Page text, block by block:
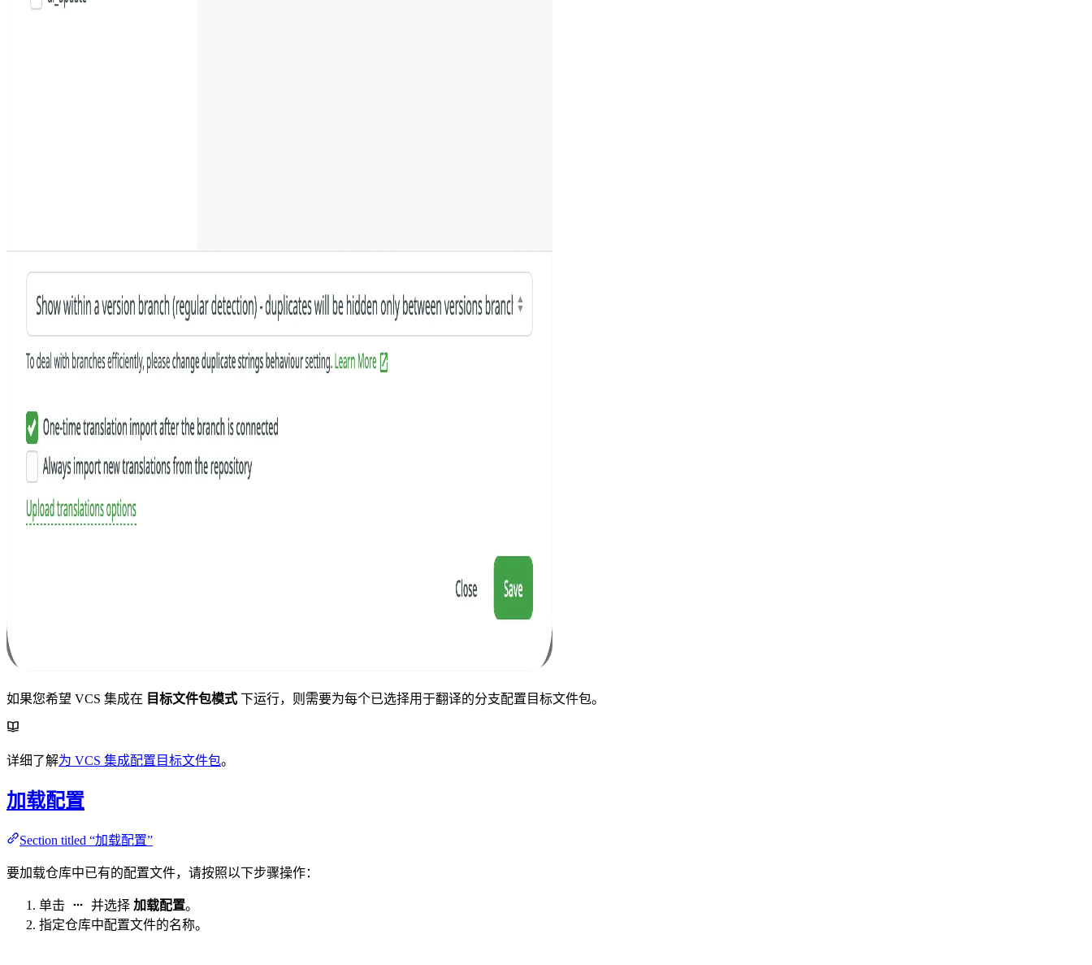
如果您希望 VCS 集成在 目标文件包模式 下运行，则需要为每个已选择用于翻译的分支配置目标文件包。
详细了解为 VCS 集成配置目标文件包。
加载配置
Section titled “加载配置”
要加载仓库中已有的配置文件，请按照以下步骤操作：
单击 并选择 加载配置。
指定仓库中配置文件的名称。